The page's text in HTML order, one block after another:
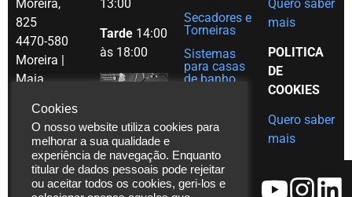
Moreira,
825
4470-580
Moreira |
Maia
Tel. (+351)
229 480
271
Fax. (+351)
13:00
Tarde 14:00
às 18:00
Secadores e
Torneiras
Sistemas
para casas
de banho
decoração
Ajudas
técnicas
Quero saber
mais
POLITICA
DE
COOKIES
Quero saber
mais
Cookies
O nosso website utiliza cookies para
melhorar a sua qualidade e
experiência de navegação. Enquanto
titular de dados pessoais pode rejeitar
ou aceitar todos os cookies, geri-los e